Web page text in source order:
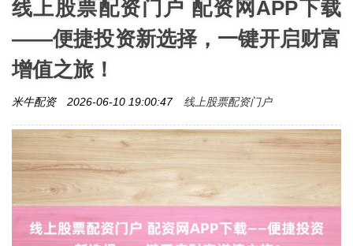
线上股票配资门户 配资网APP下载
——便捷投资新选择，一键开启财富
增值之旅！
米牛配资 2026-06-10 19:00:47 线上股票配资门户